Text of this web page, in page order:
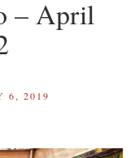
– April
6, 2019